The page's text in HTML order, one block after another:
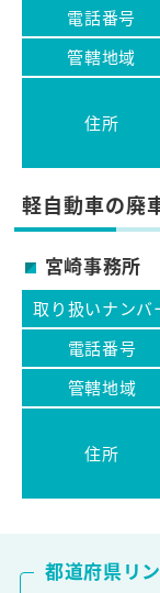
電話番号
管轄地域
住所
軽自動車の廃
宮崎事務所
取り扱いナンバ
電話番号
管轄地域
住所
都道府県リ